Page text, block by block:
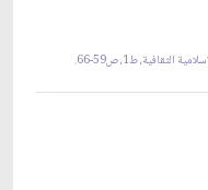
ط1، ص59-66.